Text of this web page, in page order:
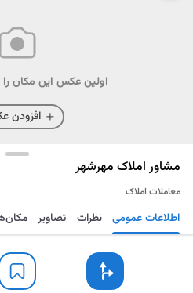
اولین عکس این مکان
افزودن
مشاور املاک مهرشهر
معاملات املاک
مسیریابی ذخیره اطلاعات عمومی نظرات تصاویر